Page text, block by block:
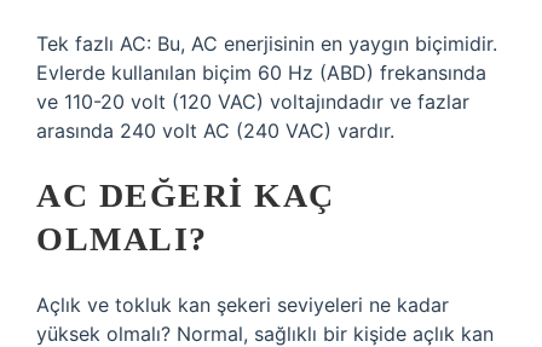
Tek fazlı AC: Bu, AC enerjisinin en yaygın biçimidir.
Evlerde kullanılan biçim 60 Hz (ABD) frekansında
ve 110-20 volt (120 VAC) voltajındadır ve fazlar
arasında 240 volt AC (240 VAC) vardır.
AC DEĞERI KAÇ
OLMALI?
Açlık ve tokluk kan şekeri seviyeleri ne kadar
yüksek olmalı? Normal, sağlıklı bir kişide açlık kan